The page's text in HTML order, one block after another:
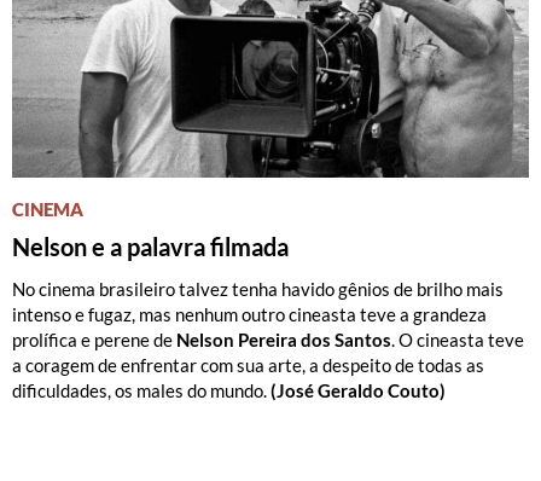
CINEMA
Nelson e a palavra filmada
No cinema brasileiro talvez tenha havido gênios de brilho mais
intenso e fugaz, mas nenhum outro cineasta teve a grandeza
prolífica e perene de Nelson Pereira dos Santos. O cineasta teve
a coragem de enfrentar com sua arte, a despeito de todas as
dificuldades, os males do mundo.(José Geraldo Couto)